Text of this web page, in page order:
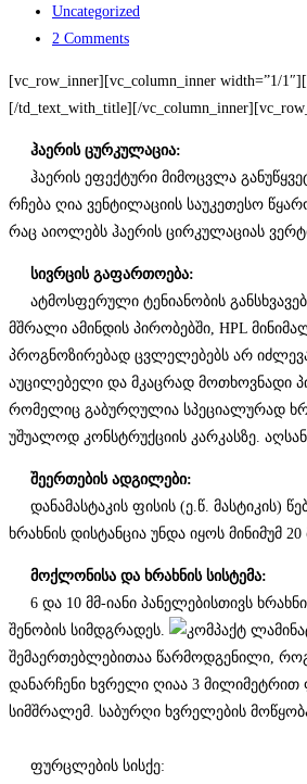
published:
Post
category:
Uncategorized
Post
2 Comments
[vc_row_inner][vc_column_inner width=”1/
[/td_text_with_title][/
ჰაერის ცურკულაცია:
ჰაერის ეფექტური მიმოცვლა
რჩება ღია ვენტილაციის საუკეთესო
რაც აიოლებს ჰაერის ცირკულაციას
სივრცის გაფართოება:
ატმოსფერული ტენიანობის
მშრალი ამინდის პირობებში, HPL
პროგნოზირებად ცვლელებებს არ
აუცილებელი და მკაცრად მოთხოვნადი
რომელიც გაბურღულია სპეციალურად
უშუალოდ კონსტრუქციის კარკასზე.
შეერთების ადგილები:
დანამასტაკის ფისის (ე.წ. მასტიკის)
ხრახნის დისტანცია უნდა იყოს მინიმუმ
მოქლონისა და ხრახნის სისტემა:
6 და 10 მმ-იანი პანელებისთივს
შენობის სიმდგრადეს.
შემაერთებლებითაა წარმოდგენილი,
დანარჩენი ხვრელი ღიაა 3
სიმშრალემ. საბურღი ხვრელების
ფურცლების სისქე: